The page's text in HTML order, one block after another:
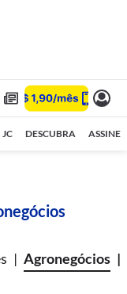
JC DESCUBRA ASSINE
Agronegócios